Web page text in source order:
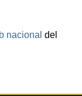
nacional del